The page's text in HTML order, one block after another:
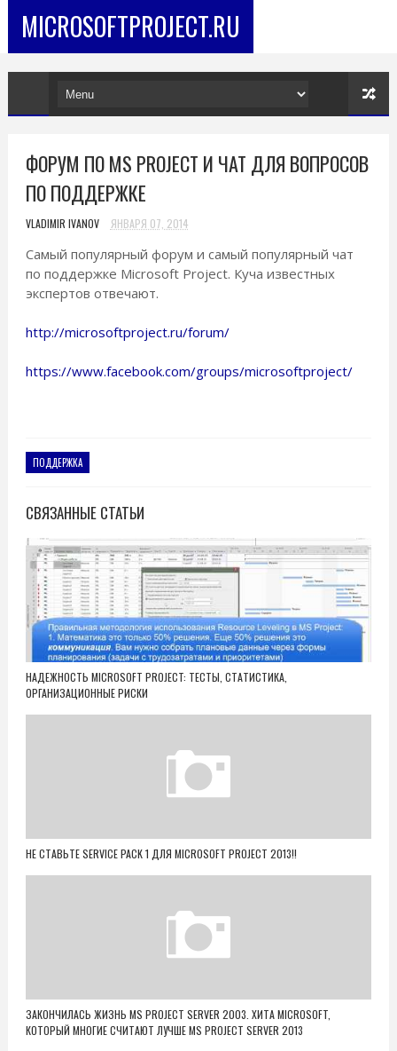
MICROSOFTPROJECT.RU
ФОРУМ ПО MS PROJECT И ЧАТ ДЛЯ ВОПРОСОВ
ПО ПОДДЕРЖКЕ
VLADIMIR IVANOV ЯНВАРЯ 07, 2014
Самый популярный форум и самый популярный чат
по поддержке Microsoft Project. Куча известных
экспертов отвечают.
http://microsoftproject.ru/forum/
https://www.facebook.com/groups/microsoftproject/
ПОДДЕРЖКА
СВЯЗАННЫЕ СТАТЬИ
НАДЕЖНОСТЬ MICROSOFT PROJECT: ТЕСТЫ, СТАТИСТИКА,
ОРГАНИЗАЦИОННЫЕ РИСКИ
НЕ СТАВЬТЕ SERVICE PACK 1 ДЛЯ MICROSOFT PROJECT 2013!!
ЗАКОНЧИЛАСЬ ЖИЗНЬ MS PROJECT SERVER 2003. ХИТА MICROSOFT,
КОТОРЫЙ МНОГИЕ СЧИТАЮТ ЛУЧШЕ MS PROJECT SERVER 2013